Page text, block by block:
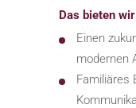
Das bieten
Einen
modernen
Familiäres